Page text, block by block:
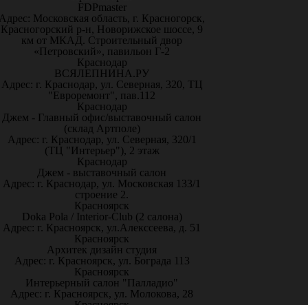
FDPmaster
Московская область, г. Красногорск,
Красногорский р-н, Новорижское шоссе, 9
км от МКАД. Строительный двор
«Петровский», павильон Г-2
Краснодар
ВСЯЛЕПНИНА.РУ
Адрес: г. Краснодар, ул. Северная, 320, ТЦ
"Евроремонт", пав.112
Краснодар
Джем - Главный офис/выставочный салон
(склад Артполе)
Адрес: г. Краснодар, ул. Северная, 320/1
(ТЦ "Интерьер"), 2 этаж
Краснодар
Джем - выставочный салон
Адрес: г. Краснодар, ул. Московская 133/1
строение 2.
Красноярск
Doka Pola / Interior-Club (2 салона)
Адрес: г. Красноярск, ул.Алекссеева, д. 51
Красноярск
Архитек дизайн студия
Адрес: г. Красноярск, ул. Бограда 113
Красноярск
Интерьерный салон "Палладио"
Адрес: г. Красноярск, ул. Молокова, 28